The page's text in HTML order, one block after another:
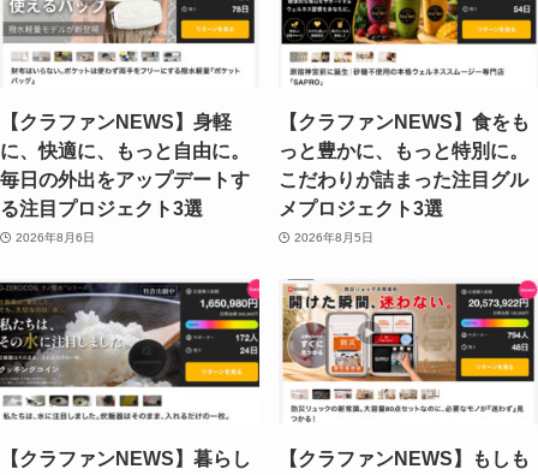
【クラファンNEWS】身軽
に、快適に、もっと自由に。
毎日の外出をアップデートす
る注目プロジェクト3選
2026年8月6日
【クラファンNEWS】食をも
っと豊かに、もっと特別に。
こだわりが詰まった注目グル
メプロジェクト3選
2026年8月5日
【クラファンNEWS】暮らし
【クラファンNEWS】もしも